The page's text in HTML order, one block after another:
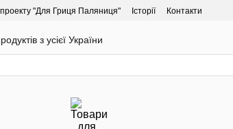
проекту "Для Гриця Паляниця" Історії Контакти
з усієї України